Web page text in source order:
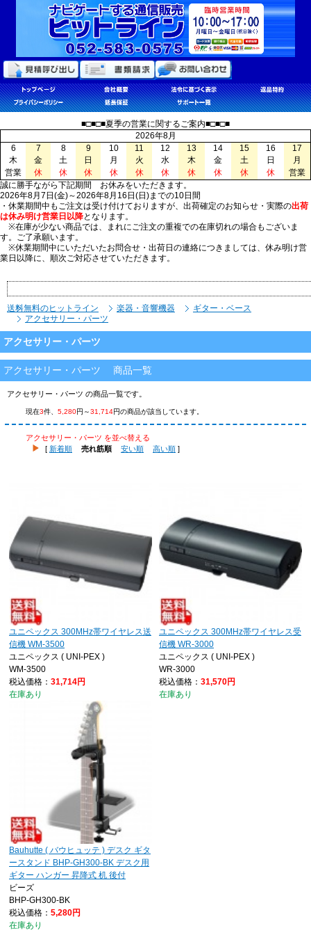
■□■□■夏季の営業に関するご案内■□■□■
2026年8月
6
7 8 9 10 11 12 13 14 15 16
17
木
金 土 日 月 火 水 木 金 土 日
月
営業
休 休 休 休 休 休 休 休 休 休
営業
誠に勝手ながら下記期間 お休みをいただきます。
2026年8月7日(金)～2026年8月16日(日)までの10日間
・休業期間中もご注文は受け付けておりますが、出荷確定のお知らせ・実際の出荷
は休み明け営業日以降となります。
※在庫が少ない商品では、まれにご注文の重複での在庫切れの場合もございま
す。ご了承願います。
※休業期間中にいただいたお問合せ・出荷日の連絡につきましては、休み明け営
業日以降に、順次ご対応させていただきます。
送料無料のヒットライン 楽器・音響機器
ギター・ベース
アクセサリー・パーツ
アクセサリー・パーツ
アクセサリー・パーツ 商品一覧
アクセサリー・パーツ の商品一覧です。
現在3件、 5,280円～31,714円の商品が該当しています。
アクセサリー・パーツ を並べ替える
[ 新着順 売れ筋順 安い順 高い順 ]
ユニペックス 300MHz帯ワイヤレス送
信機 WM-3500
ユニペックス ( UNI-PEX )
WM-3500
税込価格： 31,714円
在庫あり
ユニペックス 300MHz帯ワイヤレス受
信機 WR-3000
ユニペックス ( UNI-PEX )
WR-3000
税込価格： 31,570円
在庫あり
Bauhutte ( バウヒュッテ ) デスク ギタ
ースタンド BHP-GH300-BK デスク用
ギター ハンガー 昇降式 机 後付
ビーズ
BHP-GH300-BK
税込価格： 5,280円
在庫あり